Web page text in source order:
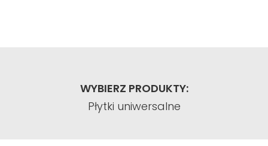
WYBIERZ PRODUKTY:
Płytki uniwersalne